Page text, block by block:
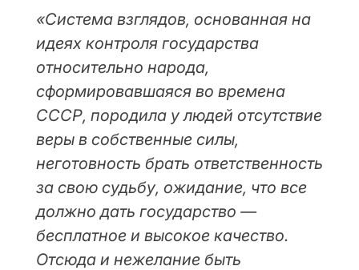
«Система взглядов, основанная на
идеях контроля государства
относительно народа,
сформировавшаяся во времена
СССР, породила у людей отсутствие
веры в собственные силы,
неготовность брать ответственность
за свою судьбу, ожидание, что все
должно дать государство —
бесплатное и высокое качество.
Отсюда и нежелание быть